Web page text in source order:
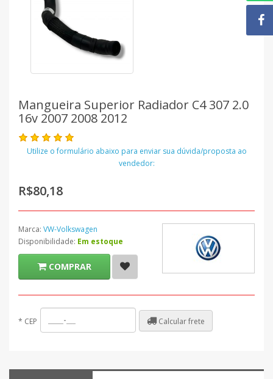
Mangueira Superior Radiador C4 307 2.0
16v 2007 2008 2012
Utilize o formulário abaixo para enviar sua dúvida/proposta ao
vendedor:
R$80,18
Marca: VW-Volkswagen
Disponibilidade: Em estoque
COMPRAR
* CEP Calcular frete